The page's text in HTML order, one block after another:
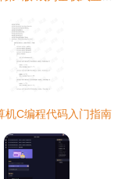
机C编程代码入门指南